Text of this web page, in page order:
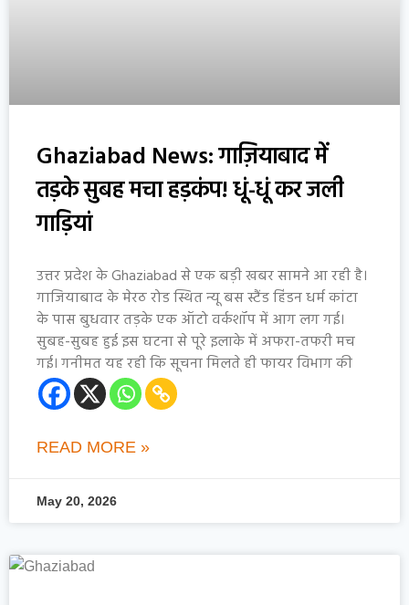
Ghaziabad News: गाज़ियाबाद में
तड़के सुबह मचा हड़कंप! धूं-धूं कर जली
गाड़ियां
उत्तर प्रदेश के Ghaziabad से एक बड़ी खबर सामने आ रही है।
गाजियाबाद के मेरठ रोड स्थित न्यू बस स्टैंड हिंडन धर्म कांटा
के पास बुधवार तड़के एक ऑटो वर्कशॉप में आग लग गई।
सुबह-सुबह हुई इस घटना से पूरे इलाके में अफरा-तफरी मच
गई। गनीमत यह रही कि सूचना मिलते ही फायर विभाग की
READ MORE »
May 20, 2026